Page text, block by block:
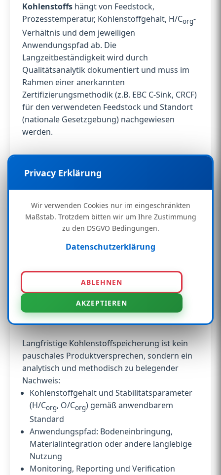
Kohlenstoffs hängt von Feedstock,
Prozesstemperatur, Kohlenstoffgehalt, H/Corg-
Verhältnis und dem jeweiligen
Anwendungspfad ab. Die
Langzeitbeständigkeit wird durch
Qualitätsanalytik dokumentiert und muss im
Rahmen einer anerkannten
Zertifizierungsmethodik (z.B. EBC C-Sink, CRCF)
für den verwendeten Feedstock und Standort
(nationale Gesetzgebung) nachgewiesen
werden.
Technische CO₂-Systembilanz
Die Klimawirkung der Bionic-Plattform ergibt
Die technische Systemwirkung liegt im
Referenzfall bei rund ~30 kt CO₂e/a (internes
Modell). Dieser Wert basiert auf internen
Bilanzen. Zertifizierbare Mengen hängen von
Audit und Abnehmerstruktur ab.
Langfristige
Kohlenstoffbindung
Langfristige Kohlenstoffspeicherung ist kein
pauschales Produktversprechen, sondern ein
analytisch und methodisch zu belegender
Nachweis:
Kohlenstoffgehalt und Stabilitätsparameter
(H/Corg, O/Corg) gemäß anwendbarem
Standard
Anwendungspfad: Bodeneinbringung,
Materialintegration oder andere langlebige
Nutzung
Monitoring, Reporting und Verification
Privacy Erklärung
Wir verwenden Cookies nur im eingeschränkten
Maßstab. Trotzdem bitten wir um Ihre Zustimmung
zu den DSGVO Bedingungen.
Datenschutzerklärung
ABLEHNEN
AKZEPTIEREN